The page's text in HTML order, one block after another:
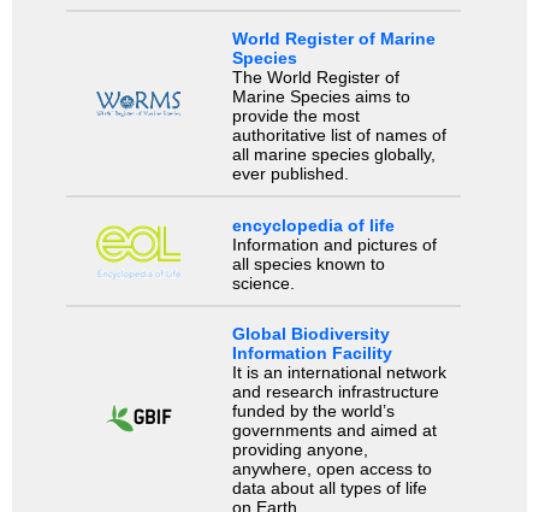
World Register of Marine
Species
The World Register of
Marine Species aims to
provide the most
authoritative list of names of
all marine species globally,
ever published.
encyclopedia of life
Information and pictures of
all species known to
science.
Global Biodiversity
Information Facility
It is an international network
and research infrastructure
funded by the world’s
governments and aimed at
providing anyone,
anywhere, open access to
data about all types of life
on Earth.